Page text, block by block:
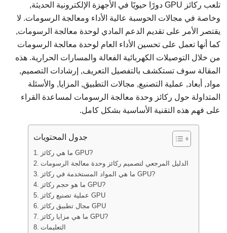
تلعب ركائز GPU دورًا حيويًا في الأجهزة الإلكترونية الحديثة,
وخاصة في مجالات الحوسبة عالية الأداء ومعالجة الرسومات. لا
يقتصر الأمر على تقديم الدعم المادي لوحدة معالجة الرسومات,
كما أنها تعمل على تحسين الأداء العام لوحدة معالجة الرسومات
من خلال التوصيلات الكهربائية الفعالة والمسارات الحرارية. هذه
المقالة سوف تستكشف بالتفصيل التعريف, إرشادات التصميم,
مواد, أبعاد, عملية التصنيع, مجالات التطبيق, المزايا, والأسئلة
المتداولة حول ركائز وحدة معالجة الرسومات لمساعدة القراء
على فهم هذه التقنية الأساسية بشكل كامل.
جدول المحتويات
ما هي ركائز GPU?
الدليل المرجعي لتصميم ركائز وحدة معالجة الرسومات
ما هي المواد المستخدمة في ركائز GPU?
ما هو حجم ركائز GPU?
عملية تصنيع ركائز GPU
مجال تطبيق ركائز GPU
ما هي مزايا ركائز GPU?
التعليمات